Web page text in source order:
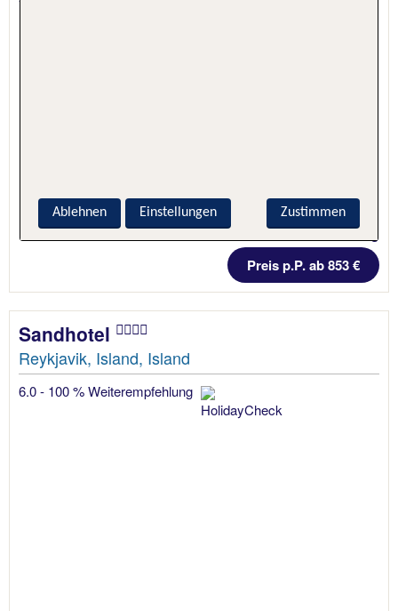
5 Nächte, Hotel + Flug
Preis p.P. ab 853 €
Sandhotel
Reykjavik, Island, Island
6.0 - 100 % Weiterempfehlung
Zustimmen
Ablehnen Einstellungen